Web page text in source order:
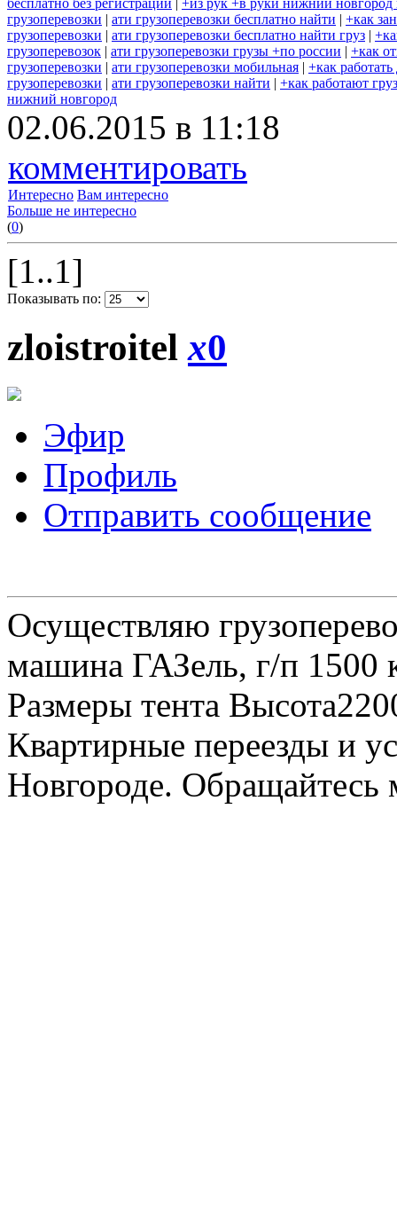
бесплатно без регистрации
+из рук +в руки нижний новгород
грузоперевозки | ати грузоперевозки бесплатно найти | +как
грузоперевозки | ати грузоперевозки бесплатно найти груз |
грузоперевозок | ати грузоперевозки грузы +по россии | +как
грузоперевозки | ати грузоперевозки мобильная | +как
грузоперевозки | ати грузоперевозки найти | +как работают
нижний новгород
02.06.2015 в 11:18
комментировать
Интересно Вам интересно
Больше не интересно
(0)
[1..1]
Показывать по:
zloistroitelx0
Эфир
Профиль
Отправить сообщение
Осуществляю
машина ГАЗель, г/п 1500
Размеры тента
Квартирные переезды и
Новгороде.